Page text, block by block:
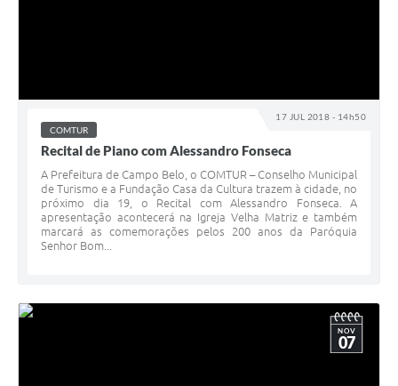
17 JUL 2018 - 14h50
COMTUR
Recital de Piano com Alessandro Fonseca
A Prefeitura de Campo Belo, o COMTUR – Conselho Municipal
de Turismo e a Fundação Casa da Cultura trazem à cidade, no
próximo dia 19, o Recital com Alessandro Fonseca. A
apresentação acontecerá na Igreja Velha Matriz e também
marcará as comemorações pelos 200 anos da Paróquia
Senhor Bom...
NOV
07